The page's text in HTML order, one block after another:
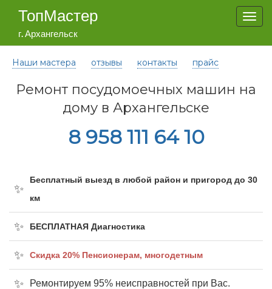
ТопМастер
г. Архангельск
Наши мастера отзывы контакты прайс
Ремонт посудомоечных машин на
дому в Архангельске
8 958 111 64 10
Бесплатный выезд в любой район и пригород до 30
км
БЕСПЛАТНАЯ Диагностика
Cкидка 20% Пенсионерам, многодетным
Ремонтируем 95% неисправностей при Вас.